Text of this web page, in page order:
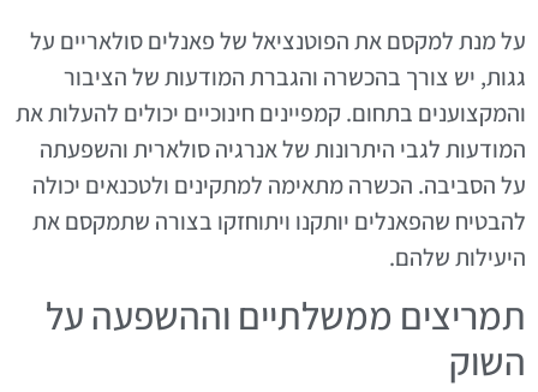
על מנת למקסם את הפוטנציאל של פאנלים סולאריים על
גגות, יש צורך בהכשרה והגברת המודעות של הציבור
והמקצוענים בתחום. קמפיינים חינוכיים יכולים להעלות את
המודעות לגבי היתרונות של אנרגיה סולארית והשפעתה
על הסביבה. הכשרה מתאימה למתקינים ולטכנאים יכולה
להבטיח שהפאנלים יותקנו ויתוחזקו בצורה שתמקסם את
היעילות שלהם.
תמריצים ממשלתיים וההשפעה על
השוק